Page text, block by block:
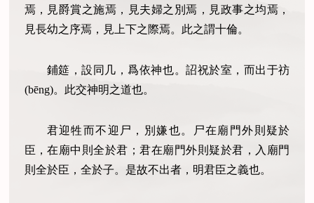
焉，見爵賞之施焉，見夫婦之別焉，見政事之均焉，
見長幼之序焉，見上下之際焉。此之謂十倫。
鋪筵，設同几，爲依神也。詔祝於室，而出于祊
(bēng)。此交神明之道也。
君迎牲而不迎尸，別嫌也。尸在廟門外則疑於
臣，在廟中則全於君；君在廟門外則疑於君，入廟門
則全於臣，全於子。是故不出者，明君臣之義也。